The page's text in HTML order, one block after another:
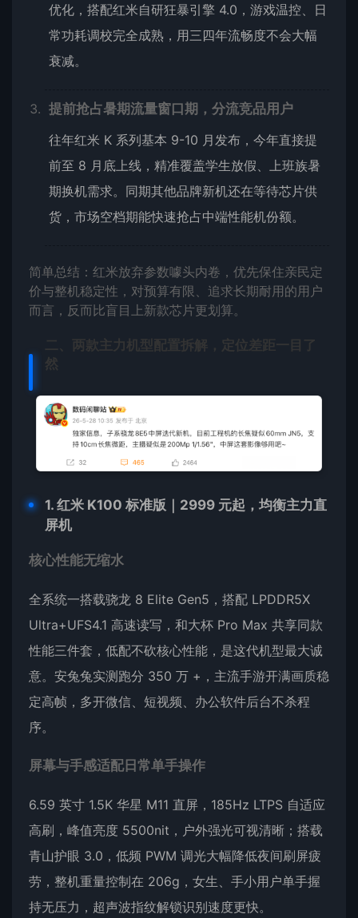
优化，搭配红米自研狂暴引擎 4.0，游戏温控、日
常功耗调校完全成熟，用三四年流畅度不会大幅
衰减。
提前抢占暑期流量窗口期，分流竞品用户
往年红米 K 系列基本 9-10 月发布，今年直接提
前至 8 月底上线，精准覆盖学生放假、上班族暑
期换机需求。同期其他品牌新机还在等待芯片供
货，市场空档期能快速抢占中端性能机份额。
简单总结：红米放弃参数噱头内卷，优先保住亲民定
价与整机稳定性，对预算有限、追求长期耐用的用户
而言，反而比盲目上新款芯片更划算。
二、两款主力机型配置拆解，定位差距一目了
然
1. 红米 K100 标准版｜2999 元起，均衡主力直
屏机
核心性能无缩水
全系统一搭载骁龙 8 Elite Gen5，搭配 LPDDR5X
Ultra+UFS4.1 高速读写，和大杯 Pro Max 共享同款
性能三件套，低配不砍核心性能，是这代机型最大诚
意。安兔兔实测跑分 350 万 +，主流手游开满画质稳
定高帧，多开微信、短视频、办公软件后台不杀程
序。
屏幕与手感适配日常单手操作
6.59 英寸 1.5K 华星 M11 直屏，185Hz LTPS 自适应
高刷，峰值亮度 5500nit，户外强光可视清晰；搭载
青山护眼 3.0，低频 PWM 调光大幅降低夜间刷屏疲
劳，整机重量控制在 206g，女生、手小用户单手握
持无压力，超声波指纹解锁识别速度更快。